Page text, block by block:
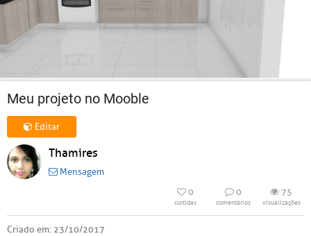
Meu projeto no Mooble
Editar
Thamires
Mensagem
0
curtidas
0
comentários
75
visualizações
Criado em: 23/10/2017